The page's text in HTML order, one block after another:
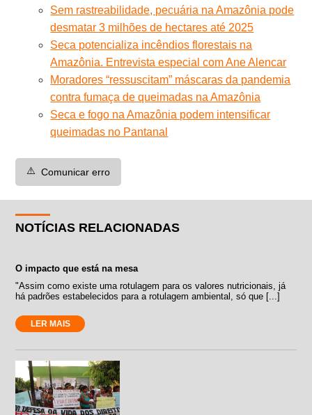
Sem rastreabilidade, pecuária na Amazônia pode
desmatar 3 milhões de hectares até 2025
Seca potencializa incêndios florestais na
Amazônia. Entrevista especial com Ane Alencar
Moradores “ressuscitam” máscaras da pandemia
contra fumaça de queimadas na Amazônia
Seca e fogo na Amazônia podem intensificar
queimadas no Pantanal
⚠️ Comunicar erro
NOTÍCIAS RELACIONADAS
O impacto que está na mesa
"Assim como existe uma rotulagem para os valores nutricionais, já
há padrões estabelecidos para a rotulagem ambiental, só que [...]
LER MAIS